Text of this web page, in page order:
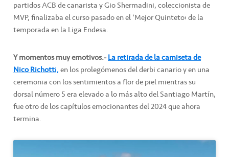
partidos ACB de canarista y Gio Shermadini, coleccionista de
MVP, finalizaba el curso pasado en el ‘Mejor Quinteto’ de la
temporada en la Liga Endesa.
Y momentos muy emotivos.-La retirada de la camiseta de
Nico Richotti,en los prolegómenos del derbi canario y en una
ceremonia con los sentimientos a flor de piel mientras su
dorsal número 5 era elevado a lo más alto del Santiago Martín,
fue otro de los capítulos emocionantes del 2024 que ahora
termina.